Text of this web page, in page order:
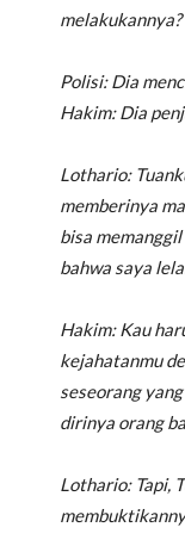
melakukannya?
Polisi: Dia
Hakim: Dia
Lothario:
memberinya
bisa
bahwa saya
Hakim: Kau
kejahatanmu
seseorang
dirinya orang
Lothario: Tapi,